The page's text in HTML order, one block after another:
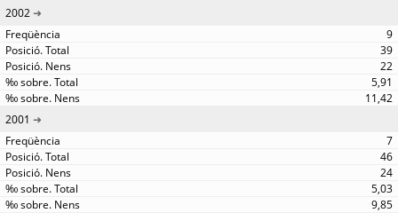
2002
9
39
22
5,91
11,42
2001
7
46
24
5,03
9,85